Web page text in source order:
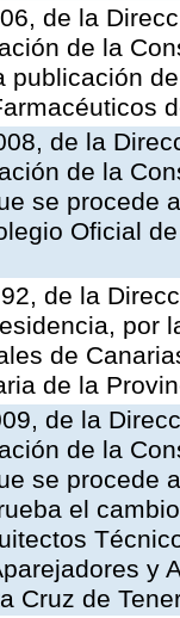
de la
de la
publicación
de la
de la
se procede
Oficial
de la
por
de
de la
de la
de la
se procede
el
y
Cruz de